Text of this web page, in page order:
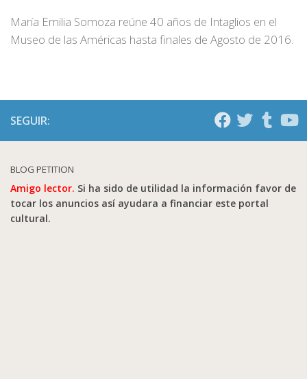
María Emilia Somoza reúne 40 años de Intaglios en el
Museo de las Américas hasta finales de Agosto de 2016.
SEGUIR:
BLOG PETITION
Amigo lector. Si ha sido de utilidad la información favor de
tocar los anuncios así ayudara a financiar este portal
cultural.